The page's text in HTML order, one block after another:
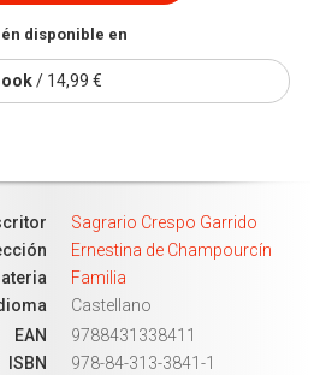
disponible en
/ 14,99 €
Sagrario Crespo Garrido
Ernestina de Champourcín
Familia
Castellano
EAN
9788431338411
ISBN
978-84-313-3841-1